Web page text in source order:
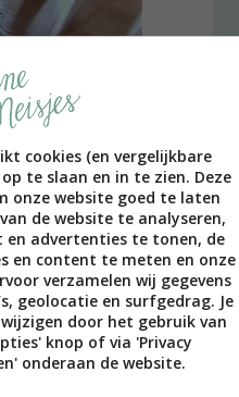
dus ze is
ALLE 15 REACTIES BEKIJKEN
cookies (en vergelijkbare
te slaan en in te zien. Deze
onze website goed te laten
de website te analyseren,
en advertenties te tonen, de
en content te meten en onze
verzamelen wij gegevens
geolocatie en surfgedrag. Je
door het gebruik van
knop of via 'Privacy
onderaan de website.